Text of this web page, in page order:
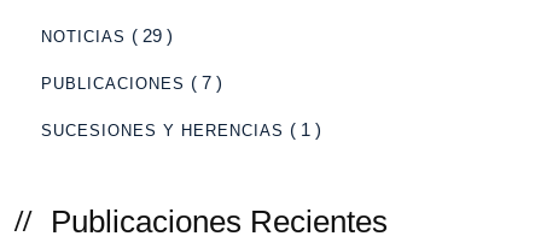
NOTICIAS ( 29 )
PUBLICACIONES ( 7 )
SUCESIONES Y HERENCIAS ( 1 )
Publicaciones Recientes